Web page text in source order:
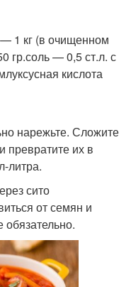
1 кг (в очищенном
гр.соль — 0,5 ст.л. с
кислота
нарежьте. Сложите
превратите их в
литра.
сито
от семян и
обязательно.